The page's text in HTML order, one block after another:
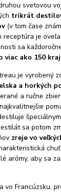
svetovou
trikrát
(v tom čase
receptúra je
sa
viac ako 150
je vyrobený
a horkých
a ručne
sa potom
zreje vo
chuť.
arómy, aby sa
vo Francúzsku,